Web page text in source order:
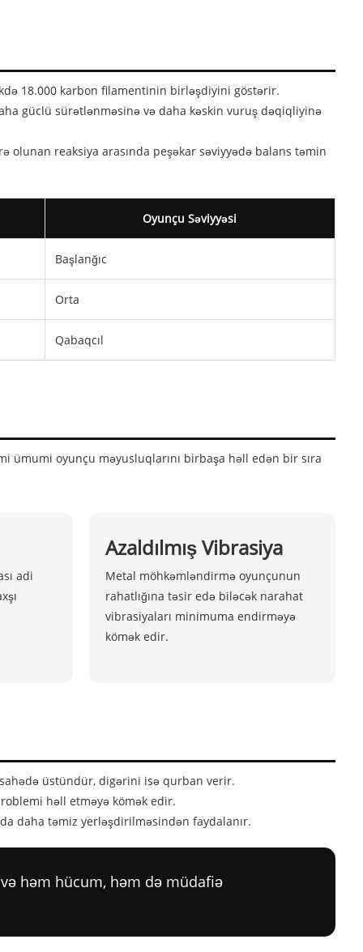
18.000 karbon filamentinin birləşdiyini göstərir.
güclü sürətlənməsinə və daha kəskin vuruş dəqiqliyinə
reaksiya arasında peşəkar səviyyədə balans təmin
Oyunçu Səviyyəsi
Başlanğıc
Orta
Qabaqcıl
ümumi oyunçu məyusluqlarını birbaşa həll edən bir sıra
adi
Azaldılmış Vibrasiya
Metal möhkəmləndirmə oyunçunun
rahatlığına təsir edə biləcək narahat
vibrasiyaları minimuma endirməyə
kömək edir.
üstündür, digərini isə qurban verir.
həll etməyə kömək edir.
daha təmiz yerləşdirilməsindən faydalanır.
həm hücum, həm də müdafiə